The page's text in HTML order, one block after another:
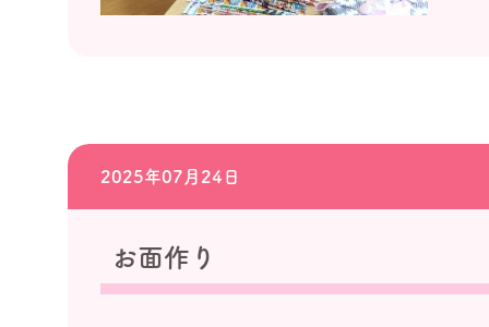
2025年07月24日
お面作り